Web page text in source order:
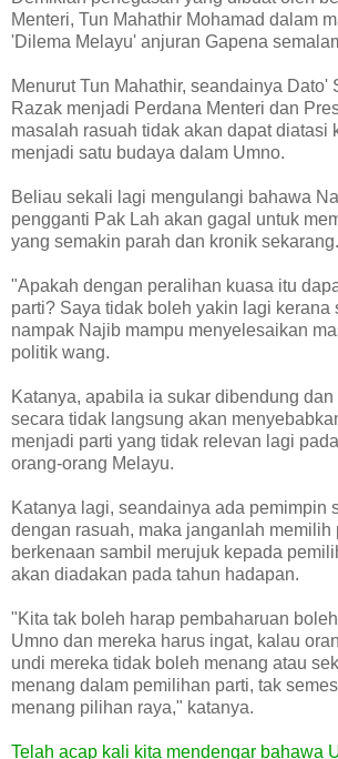
Menteri, Tun Mahathir Mohamad dalam
'Dilema Melayu' anjuran Gapena
Menurut Tun Mahathir, seandainya Dato'
Razak menjadi Perdana Menteri dan
masalah rasuah tidak akan dapat diatasi
menjadi satu budaya dalam Umno.
Beliau sekali lagi mengulangi bahawa
pengganti Pak Lah akan gagal untuk
yang semakin parah dan kronik sekarang.
"Apakah dengan peralihan kuasa itu
parti? Saya tidak boleh yakin lagi kerana
nampak Najib mampu menyelesaikan
politik wang.
Katanya, apabila ia sukar dibendung
secara tidak langsung akan
menjadi parti yang tidak relevan lagi
orang-orang Melayu.
Katanya lagi, seandainya ada pemimpin
dengan rasuah, maka janganlah memilih
berkenaan sambil merujuk kepada
akan diadakan pada tahun hadapan.
"Kita tak boleh harap pembaharuan
Umno dan mereka harus ingat, kalau
undi mereka tidak boleh menang atau
menang dalam pemilihan parti, tak
menang pilihan raya," katanya.
Telah acap kali kita mendengar bahawa